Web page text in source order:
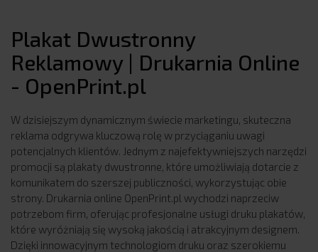
Plakat Dwustronny
Reklamowy | Drukarnia Online
- OpenPrint.pl
W dzisiejszym dynamicznym świecie marketingu, skuteczna
reklama odgrywa kluczową rolę w przyciąganiu uwagi
potencjalnych klientów. Jednym z najefektywniejszych narzędzi
promocji są plakaty dwustronne, które umożliwiają dotarcie z
komunikatem do szerszej publiczności, wykorzystując obie
strony. Drukarnia online OpenPrint.pl wychodzi naprzeciw
potrzebom firm, oferując profesjonalne usługi druku plakatów,
które wyróżniają się wysoką jakością i atrakcyjnym designem.
Dzięki innowacyjnym technologiom druku oraz szerokiemu